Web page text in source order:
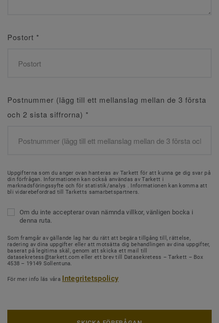
Postort *
Postnummer (lägg till ett mellanslag mellan de 3 första
och 2 sista siffrorna) *
Uppgifterna som du anger ovan hanteras av Tarkett för att kunna ge dig svar på
din förfrågan. Informationen kan också användas av Tarkett i
marknadsföringssyfte och för statistik/analys . Informationen kan komma att
bli vidarebefordrad till Tarketts samarbetspartners.
Om du inte accepterar ovan nämnda villkor, vänligen bocka i
denna ruta.
Som framgår av gällande lag har du rätt att begära tillgång till, rättelse,
radering av dina uppgifter eller att motsätta dig behandlingen av dina uppgifter,
baserat på legitima skäl, genom att skicka ett mail till
datasekretess@tarkett.com eller ett brev till Datasekretess – Tarkett – Box
4538 – 19149 Sollentuna.
För mer info läs våra Integritetspolicy